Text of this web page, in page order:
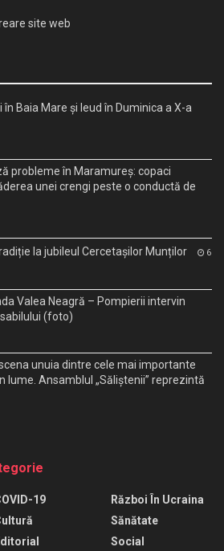
site web
în Baia Mare și Ieud în Duminica a X-a
probleme în Maramureș: copaci
unei crengi peste o conductă de
la jubileul Cercetașilor Munților 6
Valea Neagră – Pompierii intervin
(foto)
unuia dintre cele mai importante
lume. Ansamblul „Săliștenii” reprezintă
19
Război În Ucraina
Sănătate
Social